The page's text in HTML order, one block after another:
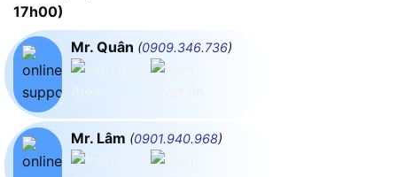
17h00)
Mr. Quân (0909.346.736)
Mr. Lâm (0901.940.968)